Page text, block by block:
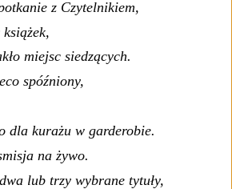
z Czytelnikiem,
miejsc siedzących.
spóźniony,
dla kurażu w garderobie.
na żywo.
lub trzy wybrane tytuły,